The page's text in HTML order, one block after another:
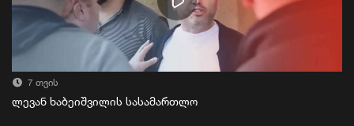
7 თვის
ლევან ხაბეიშვილის სასამართლო